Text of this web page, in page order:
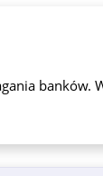
banków.